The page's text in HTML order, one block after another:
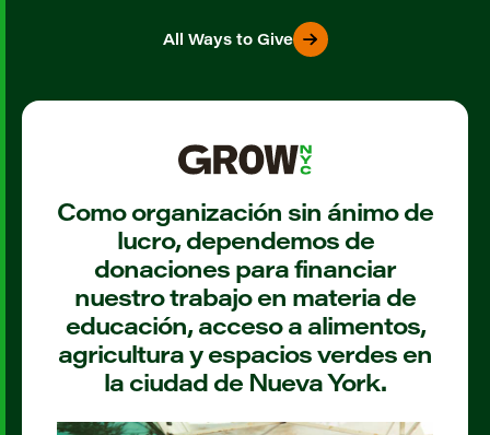
All Ways to Give
Como organización sin ánimo de
lucro, dependemos de
donaciones para financiar
nuestro trabajo en materia de
educación, acceso a alimentos,
agricultura y espacios verdes en
la ciudad de Nueva York.